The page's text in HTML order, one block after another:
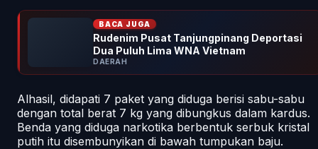
BACA JUGA
Rudenim Pusat Tanjungpinang Deportasi
Dua Puluh Lima WNA Vietnam
DAERAH
Alhasil, didapati 7 paket yang diduga berisi sabu-sabu
dengan total berat 7 kg yang dibungkus dalam kardus.
Benda yang diduga narkotika berbentuk serbuk kristal
putih itu disembunyikan di bawah tumpukan baju.